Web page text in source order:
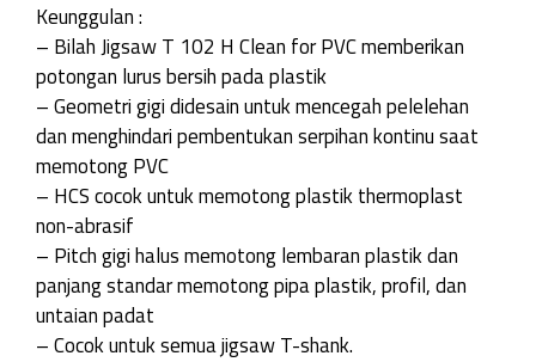
Keunggulan :
– Bilah Jigsaw T 102 H Clean for PVC memberikan
potongan lurus bersih pada plastik
– Geometri gigi didesain untuk mencegah pelelehan
dan menghindari pembentukan serpihan kontinu saat
memotong PVC
– HCS cocok untuk memotong plastik thermoplast
non-abrasif
– Pitch gigi halus memotong lembaran plastik dan
panjang standar memotong pipa plastik, profil, dan
untaian padat
– Cocok untuk semua jigsaw T-shank.